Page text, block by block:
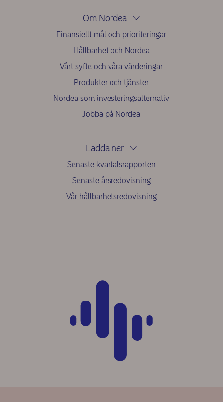
Om Nordea
Finansiellt mål och prioriteringar
Hållbarhet och Nordea
Vårt syfte och våra värderingar
Produkter och tjänster
Nordea som investeringsalternativ
Jobba på Nordea
Ladda ner
Senaste kvartalsrapporten
Senaste årsredovisning
Vår hållbarhetsredovisning